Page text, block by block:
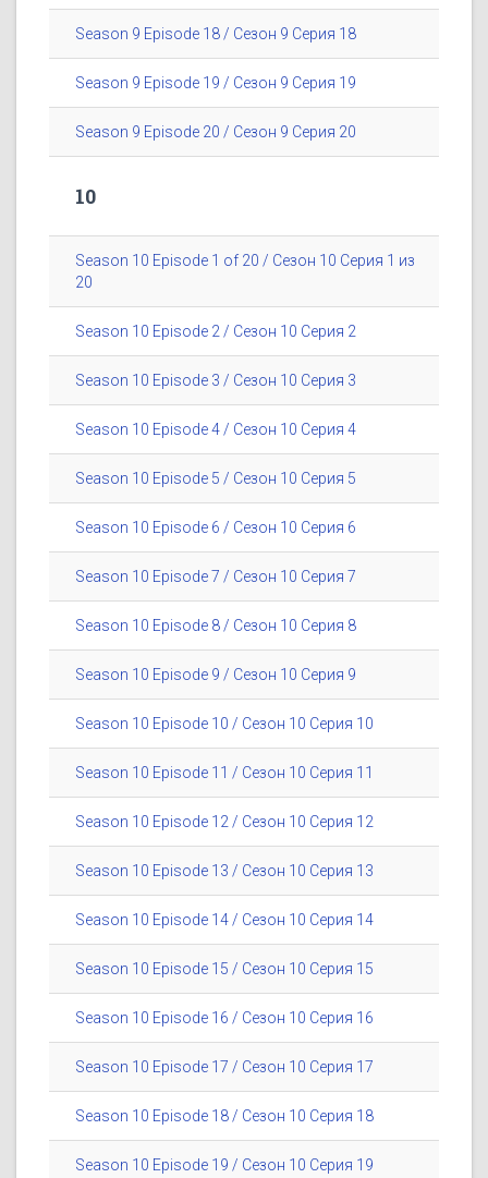
Season 9 Episode 18 / Сезон 9 Серия 18
Season 9 Episode 19 / Сезон 9 Серия 19
Season 9 Episode 20 / Сезон 9 Серия 20
10
Season 10 Episode 1 of 20 / Сезон 10 Серия 1 из
20
Season 10 Episode 2 / Сезон 10 Серия 2
Season 10 Episode 3 / Сезон 10 Серия 3
Season 10 Episode 4 / Сезон 10 Серия 4
Season 10 Episode 5 / Сезон 10 Серия 5
Season 10 Episode 6 / Сезон 10 Серия 6
Season 10 Episode 7 / Сезон 10 Серия 7
Season 10 Episode 8 / Сезон 10 Серия 8
Season 10 Episode 9 / Сезон 10 Серия 9
Season 10 Episode 10 / Сезон 10 Серия 10
Season 10 Episode 11 / Сезон 10 Серия 11
Season 10 Episode 12 / Сезон 10 Серия 12
Season 10 Episode 13 / Сезон 10 Серия 13
Season 10 Episode 14 / Сезон 10 Серия 14
Season 10 Episode 15 / Сезон 10 Серия 15
Season 10 Episode 16 / Сезон 10 Серия 16
Season 10 Episode 17 / Сезон 10 Серия 17
Season 10 Episode 18 / Сезон 10 Серия 18
Season 10 Episode 19 / Сезон 10 Серия 19